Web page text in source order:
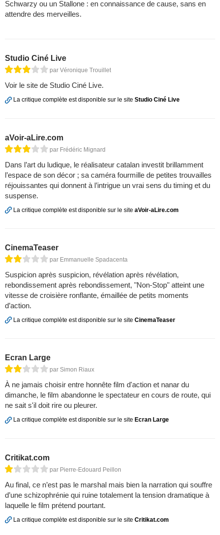
Schwarzy ou un Stallone : en connaissance de cause, sans en
attendre des merveilles.
Studio Ciné Live
par Véronique Trouillet
Voir le site de Studio Ciné Live.
La critique complète est disponible sur le site Studio Ciné Live
aVoir-aLire.com
par Frédéric Mignard
Dans l’art du ludique, le réalisateur catalan investit brillamment
l’espace de son décor ; sa caméra fourmille de petites trouvailles
réjouissantes qui donnent à l’intrigue un vrai sens du timing et du
suspense.
La critique complète est disponible sur le site aVoir-aLire.com
CinemaTeaser
par Emmanuelle Spadacenta
Suspicion après suspicion, révélation après révélation,
rebondissement après rebondissement, "Non-Stop" atteint une
vitesse de croisière ronflante, émaillée de petits moments
d’action.
La critique complète est disponible sur le site CinemaTeaser
Ecran Large
par Simon Riaux
À ne jamais choisir entre honnête film d'action et nanar du
dimanche, le film abandonne le spectateur en cours de route, qui
ne sait s'il doit rire ou pleurer.
La critique complète est disponible sur le site Ecran Large
Critikat.com
par Pierre-Edouard Peillon
Au final, ce n’est pas le marshal mais bien la narration qui souffre
d’une schizophrénie qui ruine totalement la tension dramatique à
laquelle le film prétend pourtant.
La critique complète est disponible sur le site Critikat.com